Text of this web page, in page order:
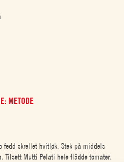
METODE
fedd skrellet hvitløk. Stek på middels
Tilsett Mutti Pelati hele flådde tomater.